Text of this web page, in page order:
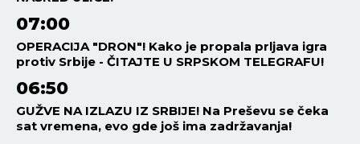
07:00
OPERACIJA "DRON"! Kako je propala prljava igra
protiv Srbije - ČITAJTE U SRPSKOM TELEGRAFU!
06:50
GUŽVE NA IZLAZU IZ SRBIJE! Na Preševu se čeka
sat vremena, evo gde još ima zadržavanja!